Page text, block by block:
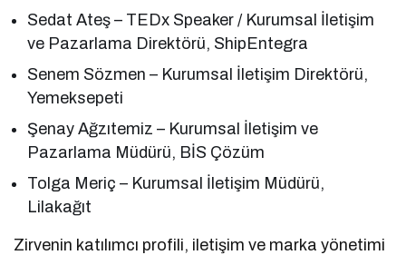
Sedat Ateş – TEDx Speaker / Kurumsal İletişim
ve Pazarlama Direktörü, ShipEntegra
Senem Sözmen – Kurumsal İletişim Direktörü,
Yemeksepeti
Şenay Ağzıtemiz – Kurumsal İletişim ve
Pazarlama Müdürü, BİS Çözüm
Tolga Meriç – Kurumsal İletişim Müdürü,
Lilakağıt
Zirvenin katılımcı profili, iletişim ve marka yönetimi